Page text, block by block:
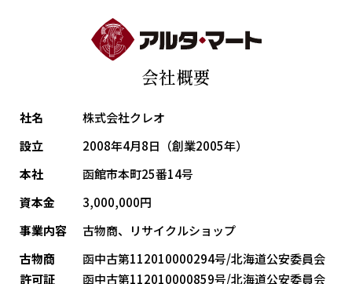
会社概要
社名
株式会社クレオ
設立
2008年4月8日（創業2005年）
本社
函館市本町25番14号
資本金
3,000,000円
事業内容
古物商、リサイクルショップ
古物商
許可証
函中古第112010000294号/北海道公安委員会
函中古第112010000859号/北海道公安委員会